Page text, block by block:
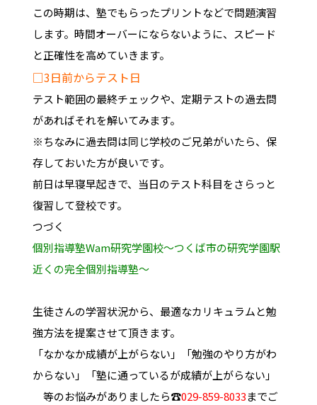
この時期は、塾でもらったプリントなどで問題演習
します。時間オーバーにならないように、スピード
と正確性を高めていきます。
□3日前からテスト日
テスト範囲の最終チェックや、定期テストの過去問
があればそれを解いてみます。
※ちなみに過去問は同じ学校のご兄弟がいたら、保
存しておいた方が良いです。
前日は早寝早起きで、当日のテスト科目をさらっと
復習して登校です。
つづく
個別指導塾Wam研究学園校～つくば市の研究学園駅
近くの完全個別指導塾～
生徒さんの学習状況から、最適なカリキュラムと勉
強方法を提案させて頂きます。
「なかなか成績が上がらない」「勉強のやり方がわ
からない」「塾に通っているが成績が上がらない」
等のお悩みがありましたら☎029-859-8033までご